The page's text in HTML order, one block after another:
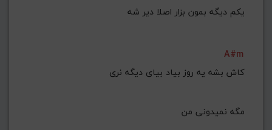
یکم دیگه بمون بزار اصلا دیر شه
A#m
مگه نمیدونی من